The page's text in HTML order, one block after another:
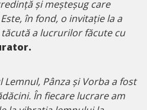
și meșteșug care
în fond, o invitație la a
a lucrurilor făcute cu
Pânza și Vorba a fost
În fiecare lucrare am